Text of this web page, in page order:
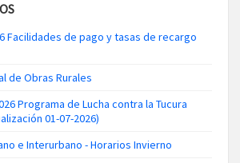
Facilidades de pago y tasas de recargo
de Obras Rurales
Programa de Lucha contra la Tucura
01-07-2026)
e Interurbano - Horarios Invierno